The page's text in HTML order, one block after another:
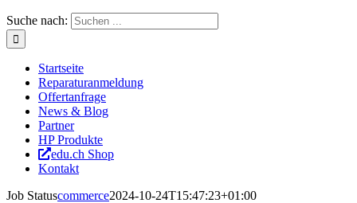
Suche nach:
Startseite
Reparaturanmeldung
Offertanfrage
News & Blog
Partner
HP Produkte
edu.ch Shop
Kontakt
Job Statuscommerce2024-10-24T15:47:23+01:00